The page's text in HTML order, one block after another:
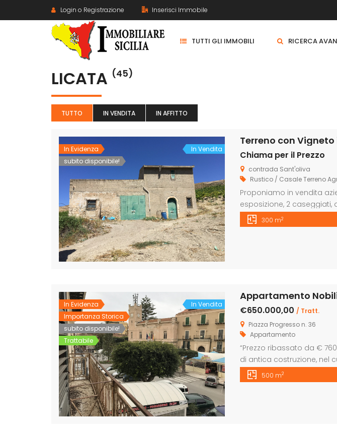
Login o Registrazione Inserisci Immobile
TUTTI GLI IMMOBILI RICERCA
LICATA (45)
TUTTO IN VENDITA IN AFFITTO
In Evidenza
subito disponibile!
In Vendita
Terreno con
Chiama per il Prezzo
contrada Sant'oliva
Rustico / CasaleTerreno
Proponiamo in vendita
esposizione, 2 caseggiati,
nero D’Avola. , 6 ettari di
300 m2
In Evidenza
Importanza Storica
subito disponibile!
Trattabile
In Vendita
Appartamento
€650.000,00 / Tratt.
Piazza Progresso n. 36
Appartamento
“Prezzo ribassato da €
di antica costruzione, nel
di circa 500 mq, su un
Gregorietti, presenti in […]
500 m2